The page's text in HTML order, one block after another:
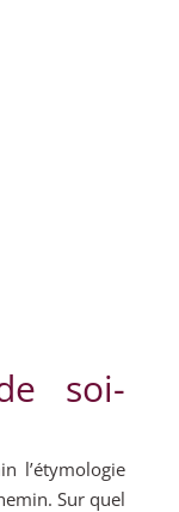
soi-
l’étymologie
Sur quel